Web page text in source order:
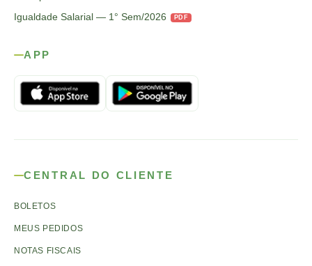
Igualdade Salarial — 1° Sem/2026
PDF
APP
CENTRAL DO CLIENTE
BOLETOS
MEUS PEDIDOS
NOTAS FISCAIS